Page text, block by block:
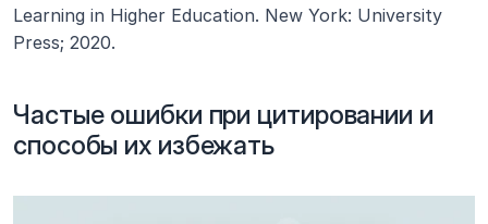
Learning in Higher Education. New York: University
Press; 2020.
Частые ошибки при цитировании и
способы их избежать